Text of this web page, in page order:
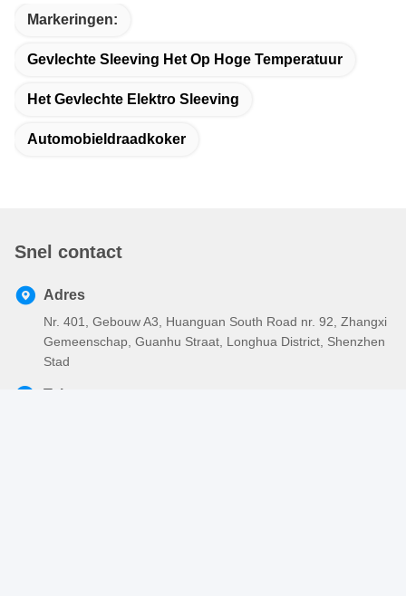
Markeringen:
Gevlechte Sleeving Het Op Hoge Temperatuur
Het Gevlechte Elektro Sleeving
Automobieldraadkoker
Snel contact
Adres
Nr. 401, Gebouw A3, Huanguan South Road nr. 92, Zhangxi
Gemeenschap, Guanhu Straat, Longhua District, Shenzhen
Stad
Tel.